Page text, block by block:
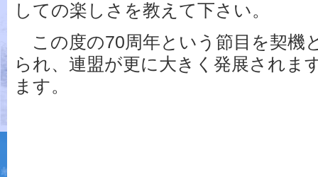
しての楽しさを教えて下さい。
この度の70周年という節目を契機
られ、連盟が更に大きく発展されま
ます。